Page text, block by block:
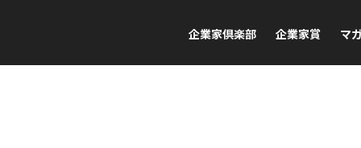
企業家倶楽部 企業家賞 マ